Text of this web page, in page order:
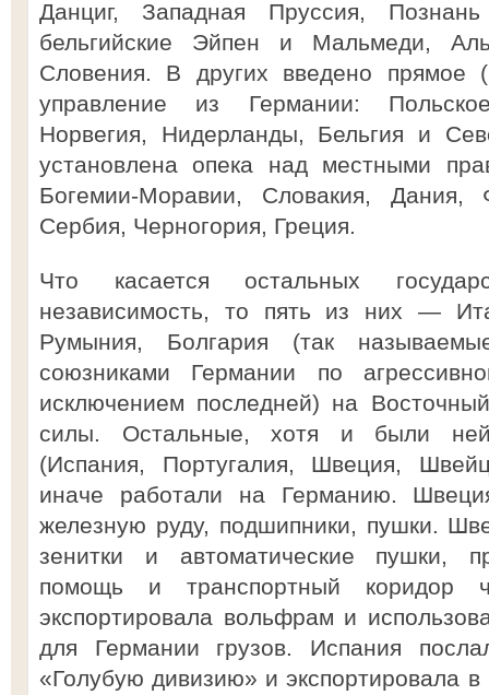
Данциг, Западная Пруссия,
бельгийские Эйпен и Мальмеди,
Словения. В других введено прямое
управление из Германии: Польское
Норвегия, Нидерланды, Бельгия и
установлена опека над местными
Богемии-Моравии, Словакия,
Сербия, Черногория, Греция.
Что касается остальных
независимость, то пять из них —
Румыния, Болгария (так
союзниками Германии по
исключением последней) на
силы. Остальные, хотя и были
(Испания, Португалия, Швеция,
иначе работали на Германию.
железную руду, подшипники, пушки.
зенитки и автоматические пушки,
помощь и транспортный коридор
экспортировала вольфрам и
для Германии грузов. Испания
«Голубую дивизию» и экспортировала